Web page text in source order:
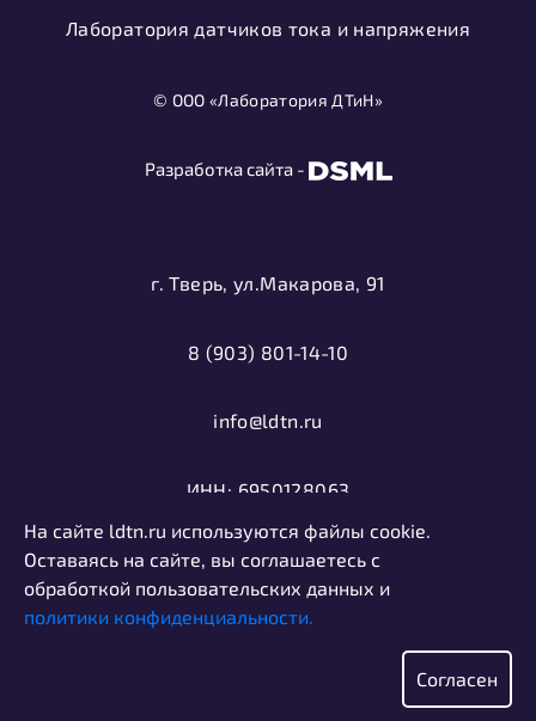
Лаборатория датчиков тока и напряжения
© ООО «Лаборатория ДТиН»
Разработка сайта -
г. Тверь, ул.Макарова, 91
8 (903) 801-14-10
info@ldtn.ru
ИНН: 6950128063
ОГРН: 1116952000406
Политика конфиденциальности
Информация, представленная на сайте, не является
На сайте ldtn.ru используются файлы cookie.
Оставаясь на сайте, вы соглашаетесь с
обработкой пользовательских данных и
политики конфиденциальности.
Согласен